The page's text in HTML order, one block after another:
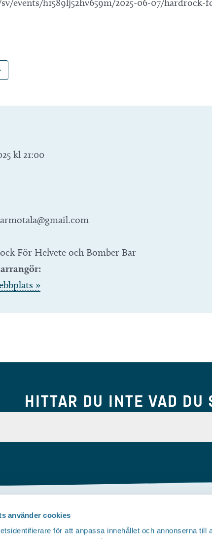
använder cookies
för att anpassa innehållet och annonserna till
events/h1589lj52hv659m/2025-06-07/hardrock-
kl 21:00
För Helvete och Bomber Bar
»
HITTAR DU INTE VAD DU
Om webbplatsen